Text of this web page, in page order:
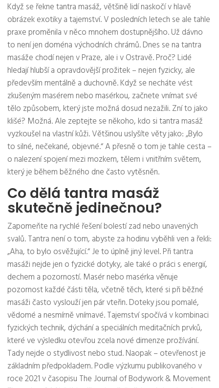
Když se řekne tantra masáž, většině lidí naskočí v hlavě
obrázek exotiky a tajemství. V posledních letech se ale tahle
praxe proměnila v něco mnohem dostupnějšího. Už dávno
to není jen doména východních chrámů. Dnes se na tantra
masáže chodí nejen v Praze, ale i v Ostravě. Proč? Lidé
hledají hlubší a opravdovější prožitek – nejen fyzicky, ale
především mentálně a duchovně. Když se necháte vést
zkušeným masérem nebo masérkou, začnete vnímat své
tělo způsobem, který jste možná dosud nezažili. Zní to jako
klišé? Možná. Ale zeptejte se někoho, kdo si tantra masáž
vyzkoušel na vlastní kůži. Většinou uslyšíte věty jako: „Bylo
to silné, nečekané, objevné.“ A přesně o tom je tahle cesta –
o nalezení spojení mezi mozkem, tělem i vnitřním světem,
který je během běžného dne často vytěsněn.
Co dělá tantra masáž
skutečně jedinečnou?
Zapomeňte na rychlé řešení bolestí zad nebo unavených
svalů. Tantra není o tom, abyste za hodinu vyběhli ven a řekli:
„Aha, to bylo osvěžující.“ Je to úplně jiný level. Při tantra
masáži nejde jen o fyzické dotyky, ale také o práci s energií,
dechem a pozorností. Masér nebo masérka věnuje
pozornost každé části těla, včetně těch, které si při běžné
masáži často vyslouží jen pár vteřin. Doteky jsou pomalé,
vědomé a nesmírně vnímavé. Tajemství spočívá v kombinaci
fyzických technik, dýchání a speciálních meditačních prvků,
které ve výsledku otevřou zcela nové dimenze prožívání.
Tady nejde o stydlivost nebo stud. Naopak – otevřenost je
základním předpokladem. Podle výzkumu publikovaného v
roce 2021 v časopisu The Journal of Bodywork & Movement